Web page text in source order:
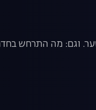
וגם: מה התרחש